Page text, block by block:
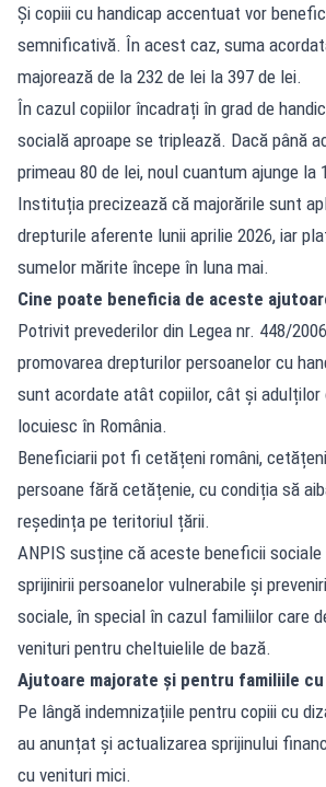
Și copiii cu handicap accentuat vor
semnificativă. În acest caz, suma
majorează de la 232 de lei la 397 de lei.
În cazul copiilor încadrați în grad de
socială aproape se triplează. Dacă până
primeau 80 de lei, noul cuantum ajunge la
Instituția precizează că majorările sunt
drepturile aferente lunii aprilie 2026, iar
sumelor mărite începe în luna mai.
Cine poate beneficia de aceste
Potrivit prevederilor din Legea nr. 448/
promovarea drepturilor persoanelor cu
sunt acordate atât copiilor, cât și adulților
locuiesc în România.
Beneficiarii pot fi cetățeni români,
persoane fără cetățenie, cu condiția să
reședința pe teritoriul țării.
ANPIS susține că aceste beneficii
sprijinirii persoanelor vulnerabile și
sociale, în special în cazul familiilor care
venituri pentru cheltuielile de bază.
Ajutoare majorate și pentru familiile
Pe lângă indemnizațiile pentru copiii cu
au anunțat și actualizarea sprijinului
cu venituri mici.